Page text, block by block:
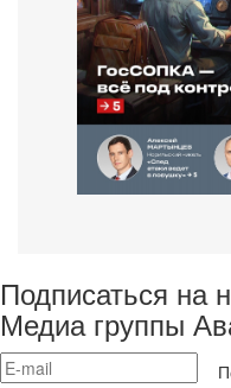
Подписаться на
Медиа группы